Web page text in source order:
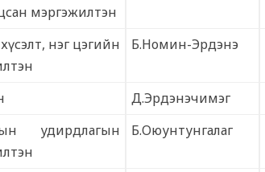
мэргэжилтэн
нэг цэгийн
Б.Номин-Эрдэнэ
Д.Эрдэнэчимэг
удирдлагын
Б.Оюунтунгалаг